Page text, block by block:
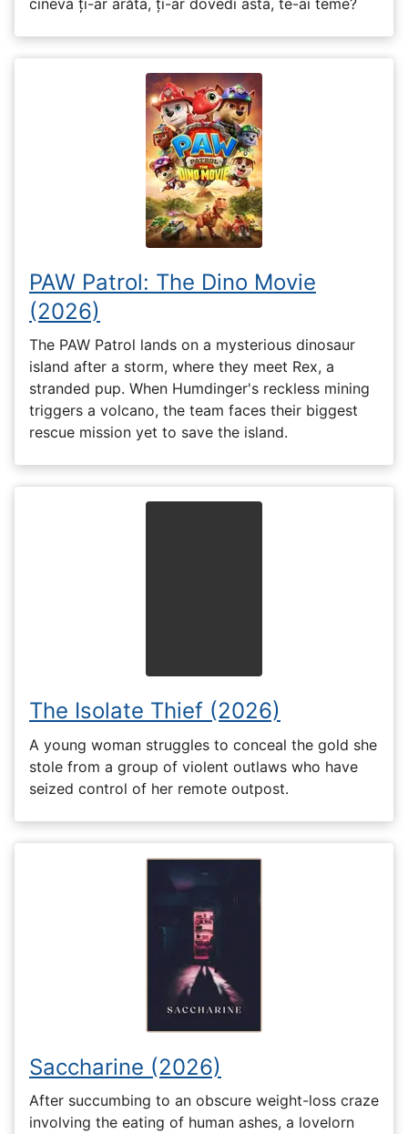
cineva ți-ar arăta, ți-ar dovedi asta, te-ai teme?
PAW Patrol: The Dino Movie
(2026)
The PAW Patrol lands on a mysterious dinosaur
island after a storm, where they meet Rex, a
stranded pup. When Humdinger's reckless mining
triggers a volcano, the team faces their biggest
rescue mission yet to save the island.
The Isolate Thief (2026)
A young woman struggles to conceal the gold she
stole from a group of violent outlaws who have
seized control of her remote outpost.
Saccharine (2026)
After succumbing to an obscure weight-loss craze
involving the eating of human ashes, a lovelorn